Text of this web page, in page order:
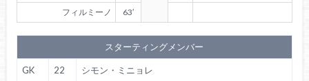
フィルミーノ
63′
スターティングメンバー
GK 22 シモン・ミニョレ